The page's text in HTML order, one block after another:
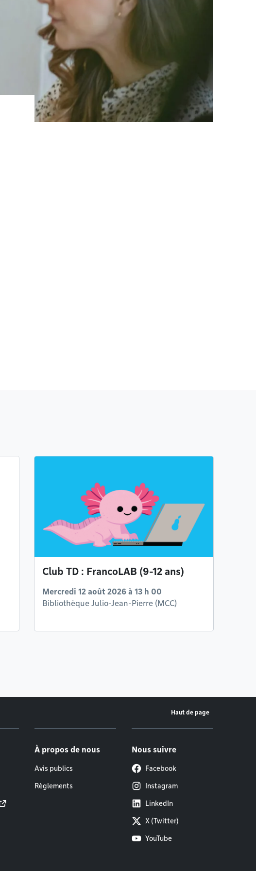
Club TD : FrancoLAB (9-12 ans)
Mercredi 12 août 2026 à 13 h 00
Bibliothèque Julio-Jean-Pierre (MCC)
Haut de page
À propos de nous
Avis publics
Règlements
Nous suivre
Facebook
Instagram
LinkedIn
X (Twitter)
YouTube